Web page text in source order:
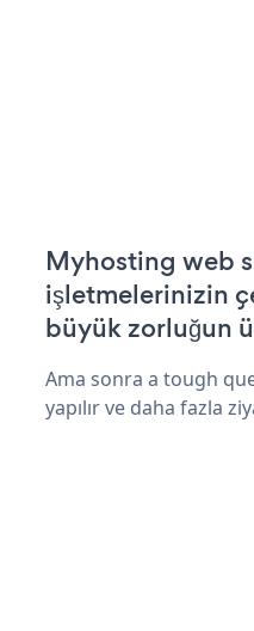
Myhosting web
işletmelerinizin
büyük zorluğun
Ama sonra a tough
yapılır ve daha fazla